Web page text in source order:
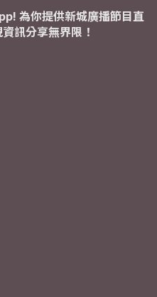
為你提供新城廣播節目直
訊分享無界限！